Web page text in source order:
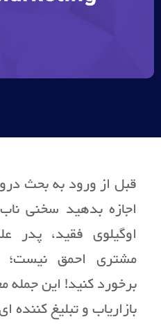
قبل از ورود به بحث
اجازه بدهید سخنی
اوگیلوی فقید، پدر
مشتری احمق نیست؛
برخورد کنید! این جمله
بازاریاب و تبلیغ کننده